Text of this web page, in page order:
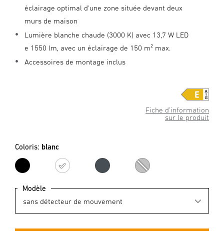
éclairage optimal d'une zone située devant deux
murs de maison
Lumière blanche chaude (3000 K) avec 13,7 W LED
e 1550 lm, avec un éclairage de 150 m² max.
Accessoires de montage inclus
Fiche d’information
sur le produit
Coloris: blanc
noir blanc anthraciteargenté
Modèle